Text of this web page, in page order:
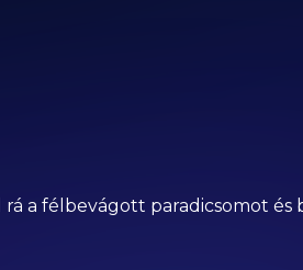
a félbevágott paradicsomot és